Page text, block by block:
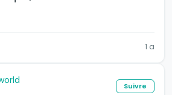
1 a
Suivre